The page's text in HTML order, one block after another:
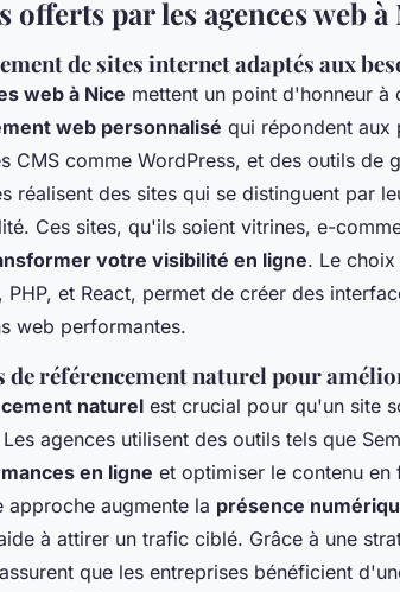
offerts par les agences web à
de sites internet adaptés aux
web à Nice mettent un point d'honneur
web personnalisé qui répondent aux
CMS comme WordPress, et des outils de
réalisent des sites qui se distinguent par
Ces sites, qu'ils soient vitrines, e-
votre visibilité en ligne. Le
PHP, et React, permet de créer des
web performantes.
de référencement naturel pour
naturel est crucial pour qu'un site
agences utilisent des outils tels que
en ligne et optimiser le contenu
approche augmente la présence
à attirer un trafic ciblé. Grâce à une
que les entreprises bénéficient